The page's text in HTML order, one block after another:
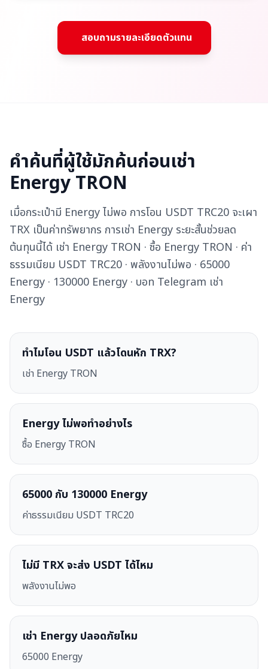
สอบถามรายละเอียดตัวแทน
คำค้นที่ผู้ใช้มักค้นก่อนเช่า
Energy TRON
เมื่อกระเป๋ามี Energy ไม่พอ การโอน USDT TRC20 จะเผา
TRX เป็นค่าทรัพยากร การเช่า Energy ระยะสั้นช่วยลด
ต้นทุนนี้ได้ เช่า Energy TRON · ซื้อ Energy TRON · ค่า
ธรรมเนียม USDT TRC20 · พลังงานไม่พอ · 65000
Energy · 130000 Energy · บอท Telegram เช่า
Energy
ทำไมโอน USDT แล้วโดนหัก TRX?
เช่า Energy TRON
Energy ไม่พอทำอย่างไร
ซื้อ Energy TRON
65000 กับ 130000 Energy
ค่าธรรมเนียม USDT TRC20
ไม่มี TRX จะส่ง USDT ได้ไหม
พลังงานไม่พอ
เช่า Energy ปลอดภัยไหม
65000 Energy